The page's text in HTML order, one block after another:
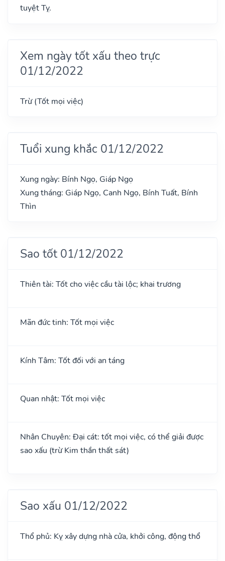
tuyệt Tỵ.
Xem ngày tốt xấu theo trực
01/12/2022
Trừ (Tốt mọi việc)
Tuổi xung khắc 01/12/2022
Xung ngày: Bính Ngọ, Giáp Ngọ
Xung tháng: Giáp Ngọ, Canh Ngọ, Bính Tuất, Bính
Thìn
Sao tốt 01/12/2022
Thiên tài: Tốt cho việc cầu tài lộc; khai trương
Mãn đức tinh: Tốt mọi việc
Kính Tâm: Tốt đối với an táng
Quan nhật: Tốt mọi việc
Nhân Chuyên: Đại cát: tốt mọi việc, có thể giải được
sao xấu (trừ Kim thần thất sát)
Sao xấu 01/12/2022
Thổ phủ: Kỵ xây dựng nhà cửa, khởi công, động thổ